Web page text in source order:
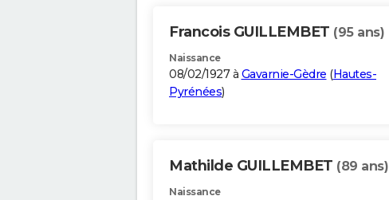
Francois GUILLEMBET (95 ans)
Naissance
08/02/1927 à Gavarnie-Gèdre (Hautes-
Pyrénées)
Mathilde GUILLEMBET (89 ans)
Naissance